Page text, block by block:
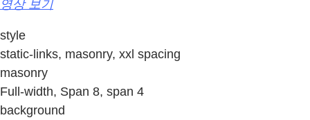
영상 보기
style
static-links, masonry, xxl spacing
masonry
Full-width, Span 8, span 4
background